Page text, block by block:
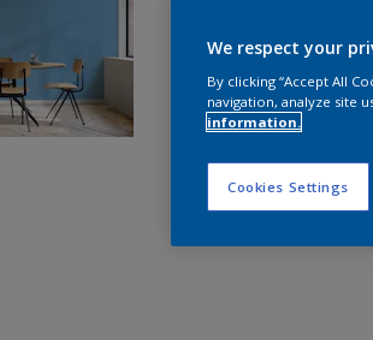
We respect your
By clicking “Accept All
navigation, analyze site
information.
Cookies Settings